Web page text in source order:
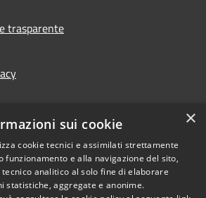
trasparente
Copyright © 2026 • Comune di
×
sui cookie
cookie tecnici e assimilati strettamente
funzionamento e alla navigazione del sito,
tecnico analitico al solo fine di elaborare
statistiche, aggregate e anonime.